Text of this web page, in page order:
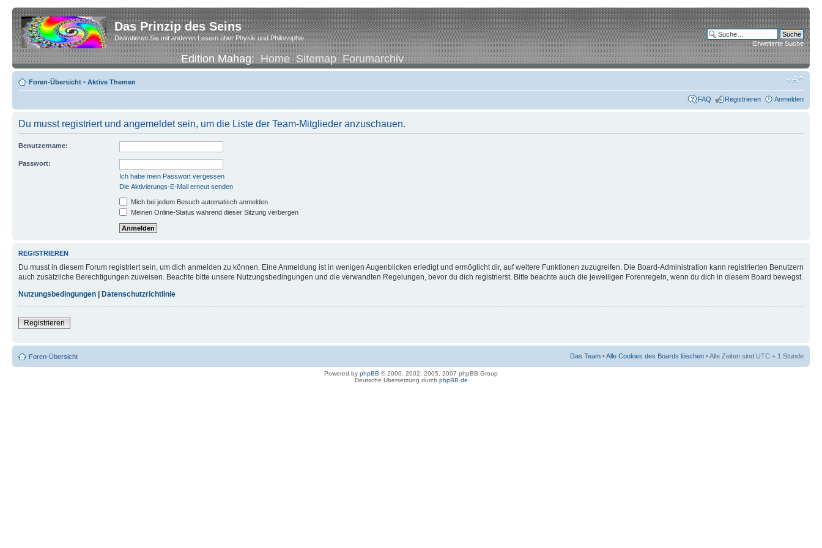
Das Prinzip des Seins
Diskutieren Sie mit anderen Lesern über Physik und Philosophie
Edition Mahag:Home Sitemap Forumarchiv
Erweiterte Suche
Foren-Übersicht • Aktive Themen
FAQ Registrieren Anmelden
Du musst registriert und angemeldet sein, um die Liste der Team-Mitglieder anzuschauen.
Benutzername:
Passwort:
Ich habe mein Passwort vergessen
Die Aktivierungs-E-Mail erneut senden
Mich bei jedem Besuch automatisch anmelden
Meinen Online-Status während dieser Sitzung verbergen
REGISTRIEREN
Du musst in diesem Forum registriert sein, um dich anmelden zu können. Eine Anmeldung ist in wenigen Augenblicken erledigt und ermöglicht dir, auf weitere Funktionen zuzugreifen. Die Board-Administration kann registrierten Benutzern
auch zusätzliche Berechtigungen zuweisen. Beachte bitte unsere Nutzungsbedingungen und die verwandten Regelungen, bevor du dich registrierst. Bitte beachte auch die jeweiligen Forenregeln, wenn du dich in diesem Board bewegst.
Nutzungsbedingungen
Datenschutzrichtlinie
Registrieren
Foren-Übersicht Das Team •Alle Cookies des Boards löschen • Alle Zeiten sind UTC + 1 Stunde
Powered by phpBB © 2000, 2002, 2005, 2007 phpBB Group
Deutsche Übersetzung durch phpBB.de